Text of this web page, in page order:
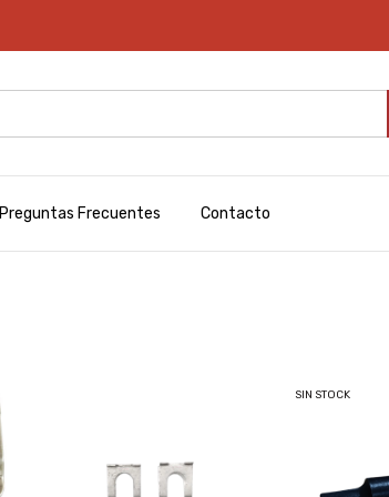
Preguntas Frecuentes Contacto
SIN STOCK